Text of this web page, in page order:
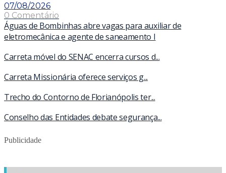
07/08/2026
0 Comentário
Águas de Bombinhas abre vagas para auxiliar de
eletromecânica e agente de saneamento I
Carreta móvel do SENAC encerra cursos d...
Carreta Missionária oferece serviços g...
Trecho do Contorno de Florianópolis ter...
Conselho das Entidades debate segurança...
Publicidade